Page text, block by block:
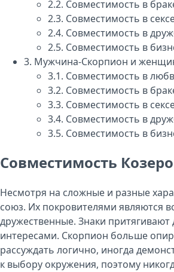
2.2. Совместимость в
2.3. Совместимость в
2.4. Совместимость в
2.5. Совместимость в
3. Мужчина-Скорпион и
3.1. Совместимость в
3.2. Совместимость в
3.3. Совместимость в
3.4. Совместимость в
3.5. Совместимость в
Совместимость
Несмотря на сложные и разные
союз. Их покровителями являются
дружественные. Знаки
интересами. Скорпион больше
рассуждать логично, иногда
к выбору окружения, поэтому